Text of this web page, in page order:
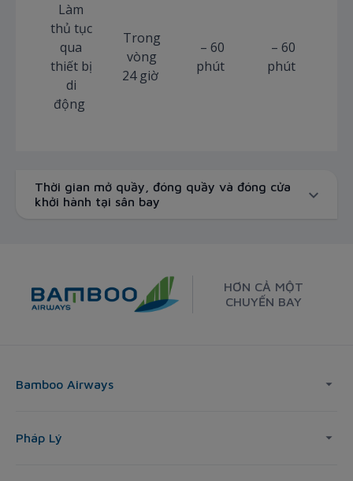
Làm
thủ tục
qua
thiết bị
di
động
Trong
vòng
24 giờ
– 60
phút
– 60
phút
Thời gian mở quầy, đóng quầy và đóng cửa
khởi hành tại sân bay
HƠN CẢ MỘT
CHUYẾN BAY
Bamboo Airways
Pháp Lý